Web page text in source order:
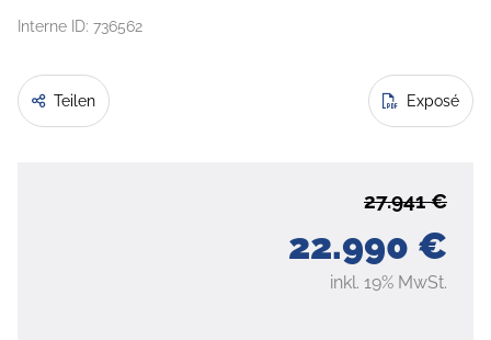
Interne ID: 736562
Teilen Exposé
22.990 €
27.941 €
inkl. 19% MwSt.